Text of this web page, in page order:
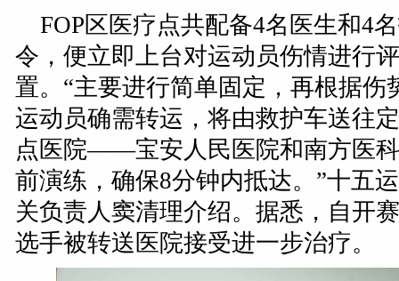
FOP区医疗点共配备4名医生和4
令，便立即上台对运动员伤情进行
置。“主要进行简单固定，再根据伤
运动员确需转运，将由救护车送往
点医院——宝安人民医院和南方医
前演练，确保8分钟内抵达。”十五
关负责人窦清理介绍。据悉，自开
选手被转送医院接受进一步治疗。